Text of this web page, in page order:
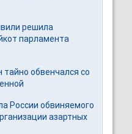
решила
парламента
обвенчался со
России обвиняемого
азартных